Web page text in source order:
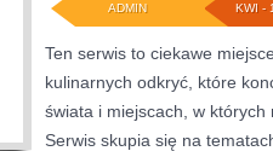
KWI -
ADMIN
Ten serwis to ciekawe
kulinarnych odkryć, które
świata i miejscach, w
Serwis skupia się na